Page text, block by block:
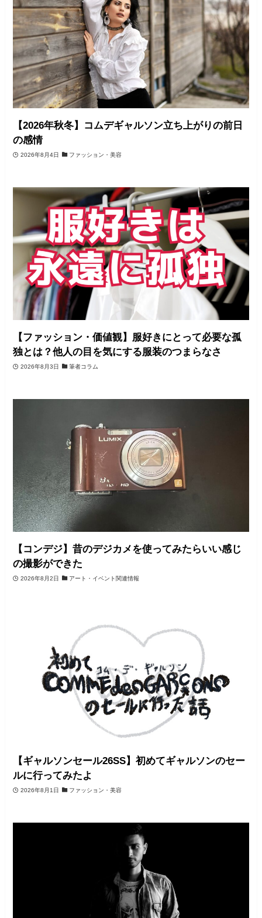
【2026年秋冬】コムデギャルソン立ち上がりの前日
の感情
2026年8月4日 ファッション・美容
【ファッション・価値観】服好きにとって必要な孤
独とは？他人の目を気にする服装のつまらなさ
2026年8月3日 筆者コラム
【コンデジ】昔のデジカメを使ってみたらいい感じ
の撮影ができた
2026年8月2日 アート・イベント関連情報
【ギャルソンセール26SS】初めてギャルソンのセー
ルに行ってみたよ
2026年8月1日 ファッション・美容